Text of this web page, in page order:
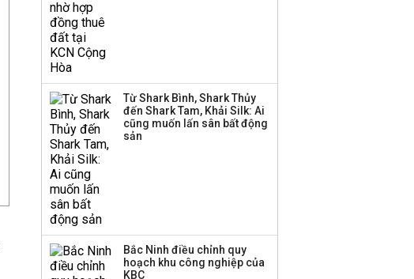
Việt Nam muốn phát
triển quỹ hưu trí: Từ tiết
kiệm gia đình thành
Từ Shark Bình, Shark Thủy
đến Shark Tam, Khải Silk: Ai
cũng muốn lấn sân bất động
sản
Bắc Ninh điều chỉnh quy
hoạch khu công nghiệp của
KBC